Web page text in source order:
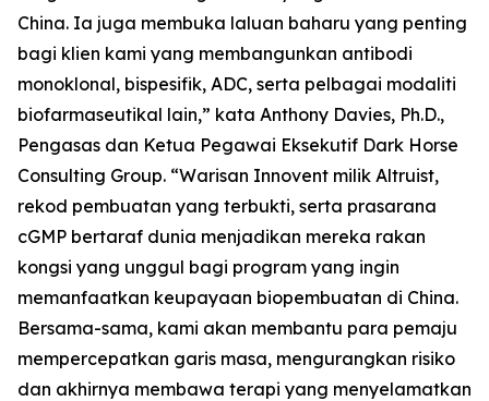
China. Ia juga membuka laluan baharu yang penting
bagi klien kami yang membangunkan antibodi
monoklonal, bispesifik, ADC, serta pelbagai modaliti
biofarmaseutikal lain,” kata Anthony Davies, Ph.D.,
Pengasas dan Ketua Pegawai Eksekutif Dark Horse
Consulting Group. “Warisan Innovent milik Altruist,
rekod pembuatan yang terbukti, serta prasarana
cGMP bertaraf dunia menjadikan mereka rakan
kongsi yang unggul bagi program yang ingin
memanfaatkan keupayaan biopembuatan di China.
Bersama-sama, kami akan membantu para pemaju
mempercepatkan garis masa, mengurangkan risiko
dan akhirnya membawa terapi yang menyelamatkan